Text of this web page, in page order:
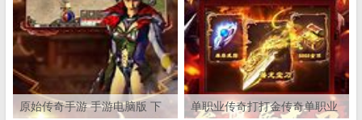
原始传奇手游 手游电脑版 下
单职业传奇打打金传奇单职业